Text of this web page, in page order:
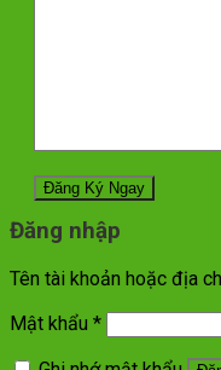
Đăng nhập
Tên tài khoản hoặc địa
Mật khẩu *